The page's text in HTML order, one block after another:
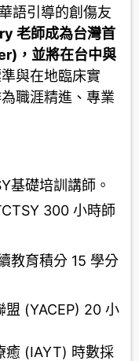
語引導的創傷友
老師成為台灣首
，並將在台中與
與在地臨床實
職涯精進、專業
基礎培訓講師。
300 小時師
教育積分 15 學分
20 小
時數採